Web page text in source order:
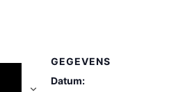
GEGEVENS
Datum: